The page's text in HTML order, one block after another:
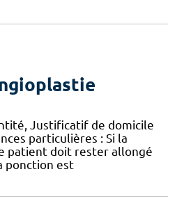
Justificatif de domicile
particulières : Si la
patient doit rester allongé
ponction est